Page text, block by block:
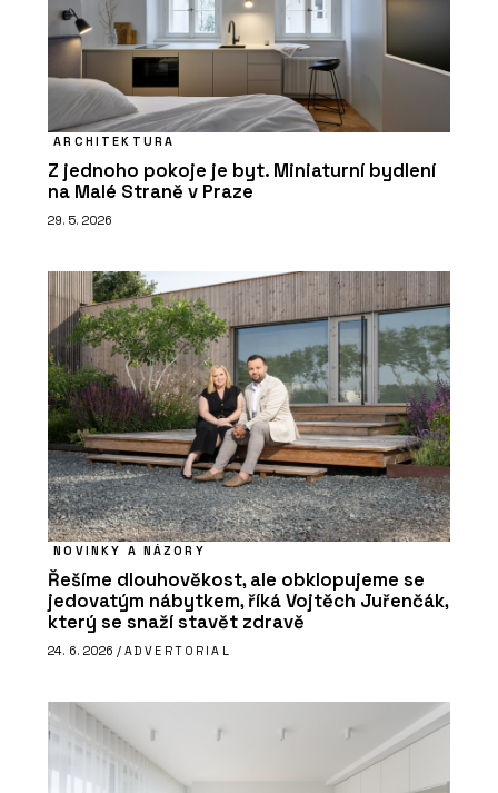
ARCHITEKTURA
Z jednoho pokoje je byt. Miniaturní bydlení
na Malé Straně v Praze
29. 5. 2026
NOVINKY A NÁZORY
Řešíme dlouhověkost, ale obklopujeme se
jedovatým nábytkem, říká Vojtěch Juřenčák,
který se snaží stavět zdravě
24. 6. 2026 / ADVERTORIAL